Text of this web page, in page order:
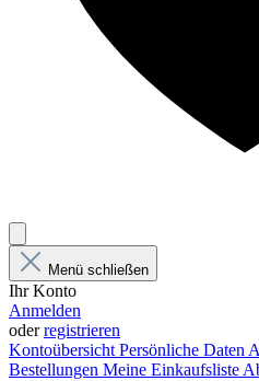
Menü schließen
Ihr Konto
Anmelden
oderregistrieren
Kontoübersicht Persönliche Daten
Bestellungen Meine Einkaufsliste